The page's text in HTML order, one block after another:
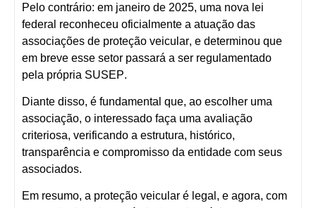
Pelo contrário: em janeiro de 2025, uma nova lei
federal reconheceu oficialmente a atuação das
associações de proteção veicular, e determinou que
em breve esse setor passará a ser regulamentado
pela própria SUSEP.
Diante disso, é fundamental que, ao escolher uma
associação, o interessado faça uma avaliação
criteriosa, verificando a estrutura, histórico,
transparência e compromisso da entidade com seus
associados.
Em resumo, a proteção veicular é legal , e agora, com